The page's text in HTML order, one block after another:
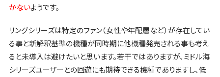
かないようです。
リングシリーズは特定のファン（女性や年配層など）が存在してい
る事と新解釈基準の機種が同時期に他機種発売される事も考え
ると未導入は避けたいと思います。若干ではありますが、ミドル海
シリーズユーザーとの回遊にも期待できる機種でありますし、低